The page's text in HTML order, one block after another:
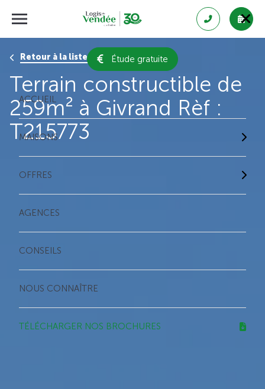
Étude gratuite
ACCUEIL
MAISONS
OFFRES
AGENCES
CONSEILS
NOUS CONNAÎTRE
TÉLÉCHARGER NOS BROCHURES
Retour à la liste des résultats
Terrain constructible de
259m² à Givrand Rèf :
T215773